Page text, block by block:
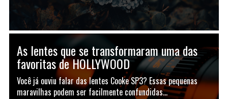
As lentes que se transformaram uma das
favoritas de HOLLYWOOD
Você já ouviu falar das lentes Cooke SP3? Essas pequenas
maravilhas podem ser facilmente confundidas…